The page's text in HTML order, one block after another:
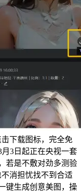
下载图标，完全免
3日起正在央视一套
若是不敷对劲多测验
消担忧找不到合适
键生成创意美图，操